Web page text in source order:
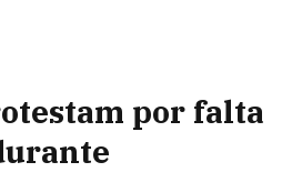
por falta